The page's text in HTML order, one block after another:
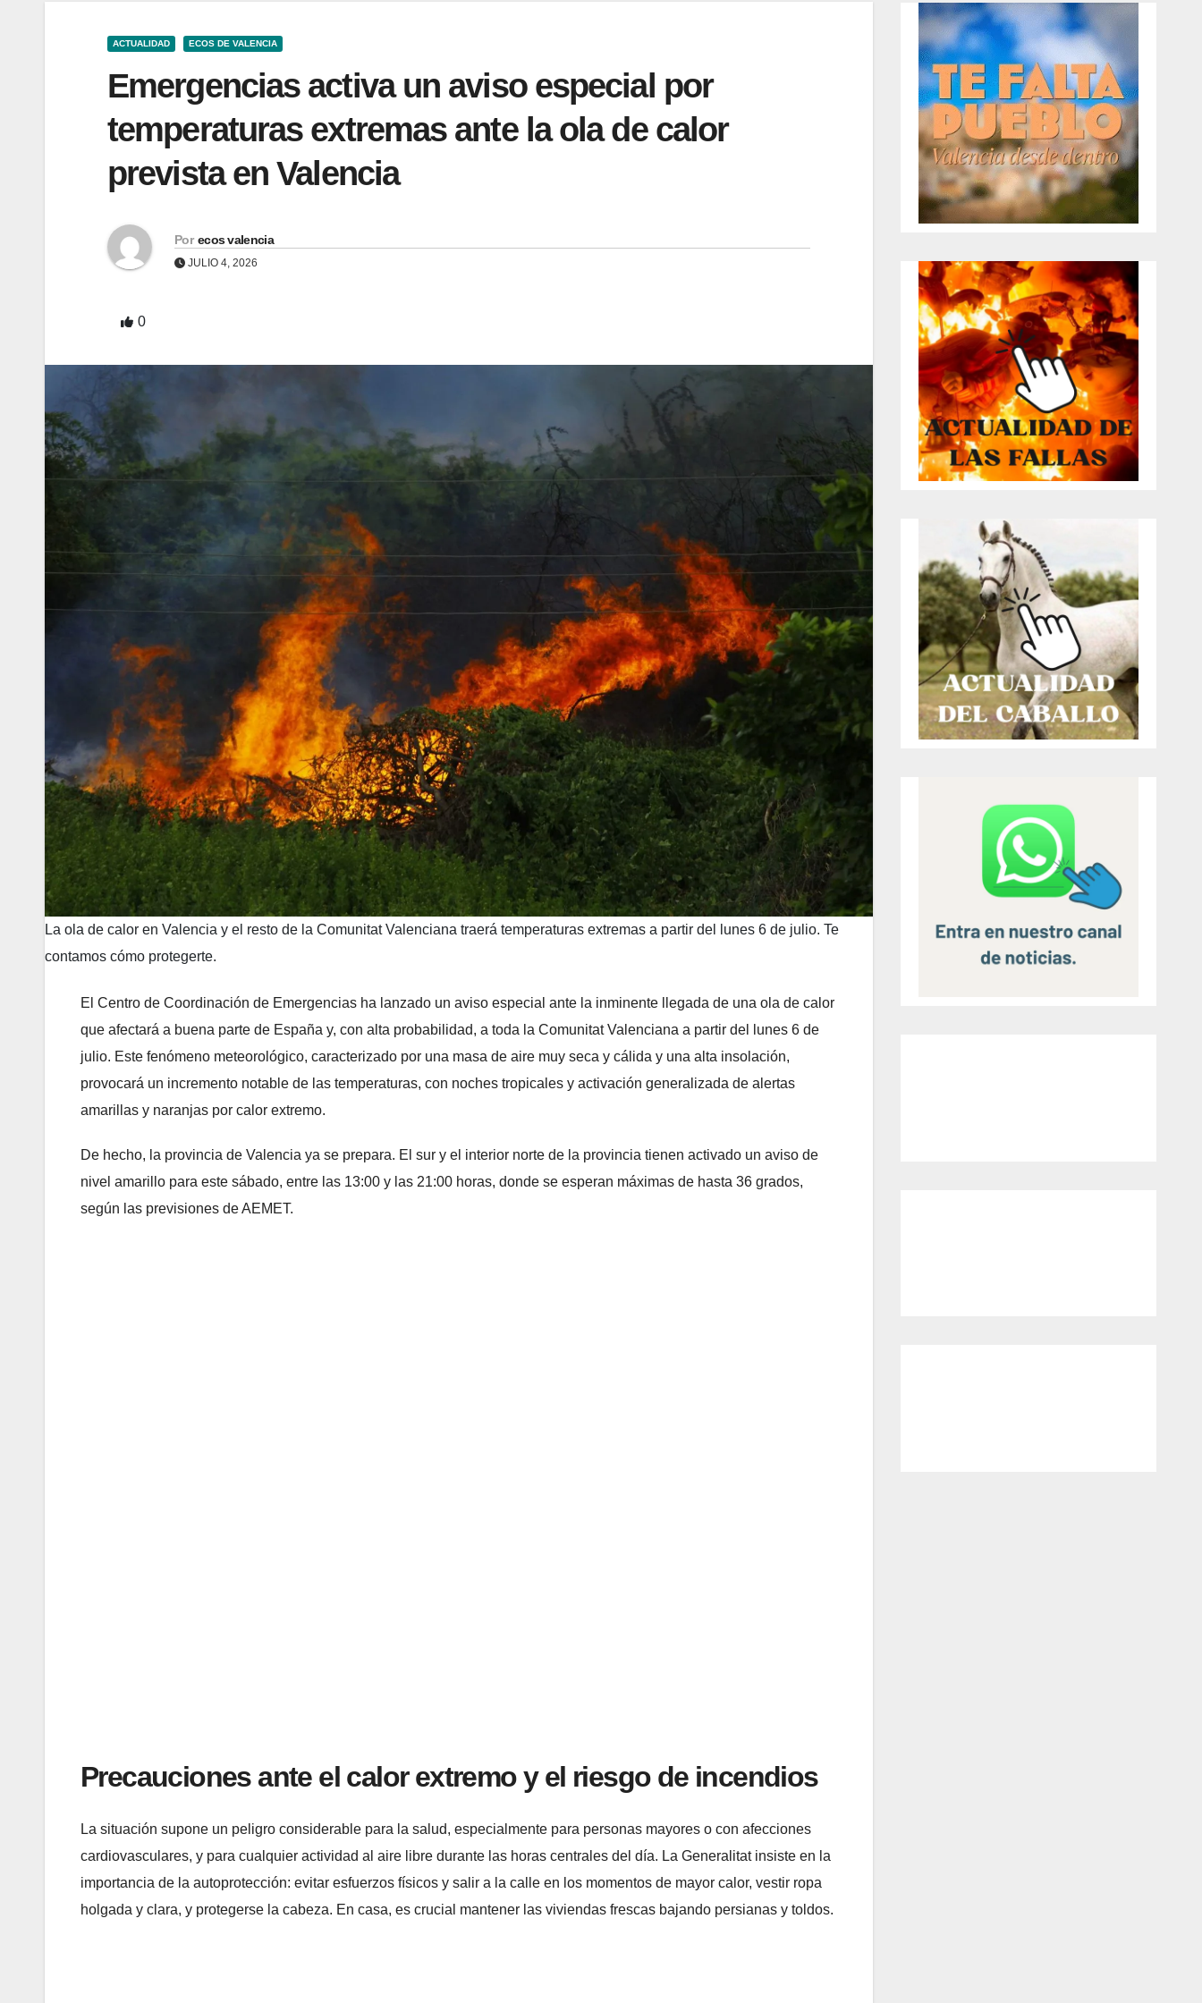
ACTUALIDAD ECOS DE VALENCIA
Emergencias activa un aviso especial por
temperaturas extremas ante la ola de calor
prevista en Valencia
Por ecos valencia
JULIO 4, 2026
0
La ola de calor en Valencia y el resto de la Comunitat Valenciana traerá temperaturas extremas a partir del lunes 6 de julio. Te
contamos cómo protegerte.
El Centro de Coordinación de Emergencias ha lanzado un aviso especial ante la inminente llegada de una ola de calor
que afectará a buena parte de España y, con alta probabilidad, a toda la Comunitat Valenciana a partir del lunes 6 de
julio. Este fenómeno meteorológico, caracterizado por una masa de aire muy seca y cálida y una alta insolación,
provocará un incremento notable de las temperaturas, con noches tropicales y activación generalizada de alertas
amarillas y naranjas por calor extremo.
De hecho, la provincia de Valencia ya se prepara. El sur y el interior norte de la provincia tienen activado un aviso de
nivel amarillo para este sábado, entre las 13:00 y las 21:00 horas, donde se esperan máximas de hasta 36 grados,
según las previsiones de AEMET.
Precauciones ante el calor extremo y el riesgo de incendios
La situación supone un peligro considerable para la salud, especialmente para personas mayores o con afecciones
cardiovasculares, y para cualquier actividad al aire libre durante las horas centrales del día. La Generalitat insiste en la
importancia de la autoprotección: evitar esfuerzos físicos y salir a la calle en los momentos de mayor calor, vestir ropa
holgada y clara, y protegerse la cabeza. En casa, es crucial mantener las viviendas frescas bajando persianas y toldos.